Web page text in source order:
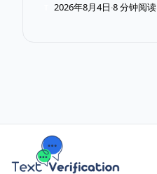
2026年8月4日·8 分钟阅读